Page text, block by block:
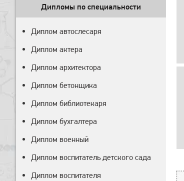
Дипломы по специальности
Диплом автослесаря
Диплом актера
Диплом архитектора
Диплом бетонщика
Диплом библиотекаря
Диплом бухгалтера
Диплом военный
Диплом воспитатель детского сада
Диплом воспитателя